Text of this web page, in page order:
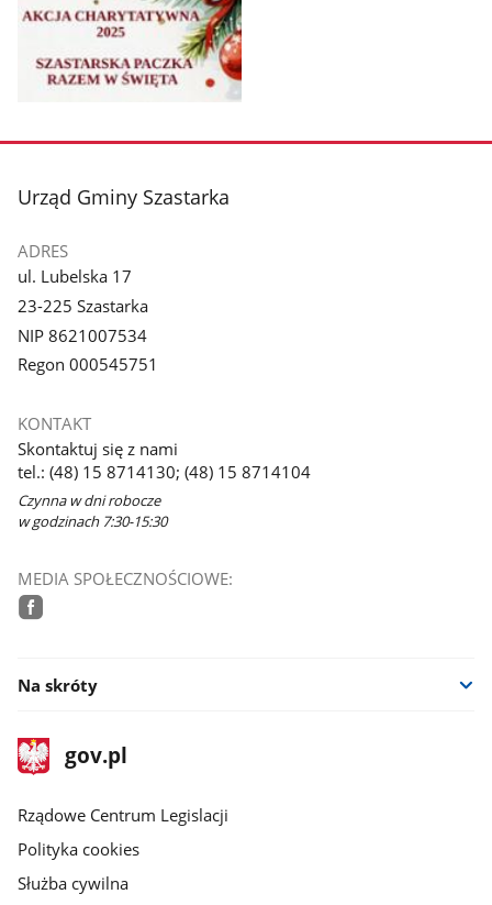
zdjęcie
galerii.
stopka
Urząd Gminy Szastarka
ADRES
ul. Lubelska 17
23-225 Szastarka
NIP 8621007534
Regon 000545751
KONTAKT
Skontaktuj się z nami
tel.: (48) 15 8714130; (48) 15 8714104
Czynna w dni robocze
w godzinach 7:30-15:30
MEDIA SPOŁECZNOŚCIOWE:
Na skróty
stopka
gov.plStrona
gov.pl
Rządowe Centrum Legislacji
Polityka cookies
Służba cywilna